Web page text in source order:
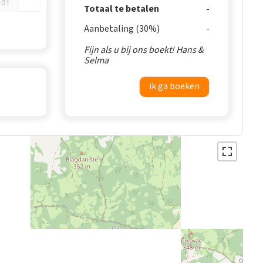
Totaal te betalen
Aanbetaling (30%)
Fijn als u bij ons boekt! Hans &
Selma
ik ga boeken